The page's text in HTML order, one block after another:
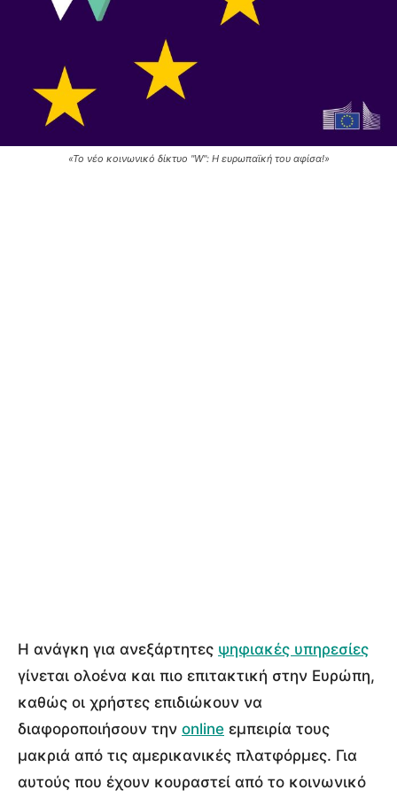
«Το νέο κοινωνικό δίκτυο "W": Η ευρωπαϊκή του αφίσα!»
Η ανάγκη για ανεξάρτητες ψηφιακές υπηρεσίες
γίνεται ολοένα και πιο επιτακτική στην Ευρώπη,
καθώς οι χρήστες επιδιώκουν να
διαφοροποιήσουν την online εμπειρία τους
μακριά από τις αμερικανικές πλατφόρμες. Για
αυτούς που έχουν κουραστεί από το κοινωνικό